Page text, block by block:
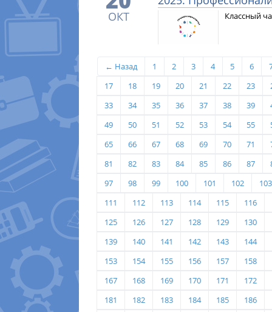
ОКТ Классный
← Назад 1 2 3 4 5 6
17
18 19 20 21 22 23
33
34 35 36 37 38 39
49
50 51 52 53 54 55
65
66 67 68 69 70 71
81
82 83 84 85 86 87
97
98 99 100 101 102
103
111
112 113 114 115
116
125
126 127 128 129
130
139
140 141 142 143
144
153
154 155 156 157
158
167
168 169 170 171
172
181
182 183 184 185
186